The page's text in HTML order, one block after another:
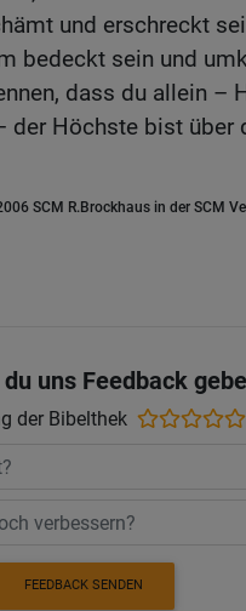
und erschreckt
bedeckt sein und
dass du allein –
der Höchste bist über
SCM R.Brockhaus in der SCM
uns Feedback
der Bibelthek
FEEDBACK SENDEN